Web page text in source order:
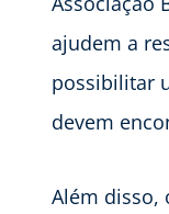
ajudem a
possibilitar
devem
Além disso,